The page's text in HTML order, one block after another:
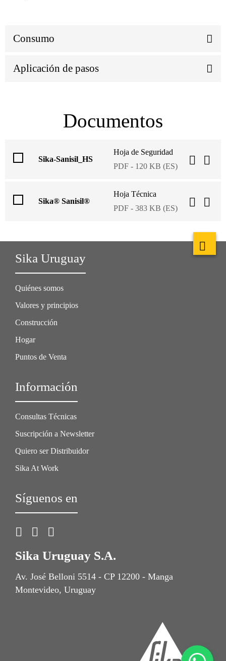
Consumo
Aplicación de pasos
Documentos
Sika-Sanisil_HS
Hoja de Seguridad
PDF - 120 KB (ES)
Sika® Sanisil®
Hoja Técnica
PDF - 383 KB (ES)
Sika Uruguay
Quiénes somos
Valores y principios
Construcción
Hogar
Puntos de Venta
Información
Consultas Técnicas
Suscripción a Newsletter
Quiero ser Distribuidor
Sika At Work
Síguenos en
Sika Uruguay S.A.
Av. José Belloni 5514 - CP 12200 - Manga
Montevideo, Uruguay